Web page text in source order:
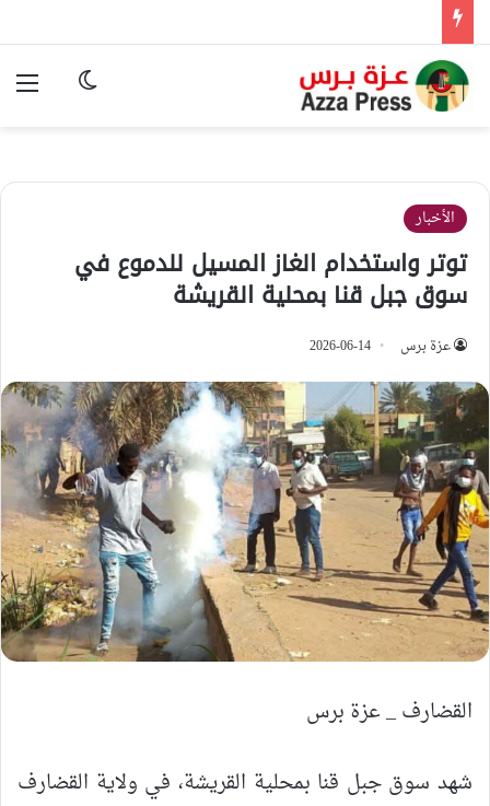
الوضع
الأخبار
توتر واستخدام الغاز المسيل للدموع في
سوق جبل قنا بمحلية القريشة
عزة برس 2026-06-14
القضارف _ عزة برس
شهد سوق جبل قنا بمحلية القريشة، في ولاية القضارف